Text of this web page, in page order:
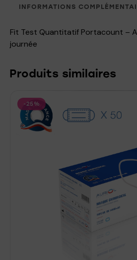
INFORMATIONS
Fit Test Quantitatif Portacount –
journée
Produits similaires
-25%